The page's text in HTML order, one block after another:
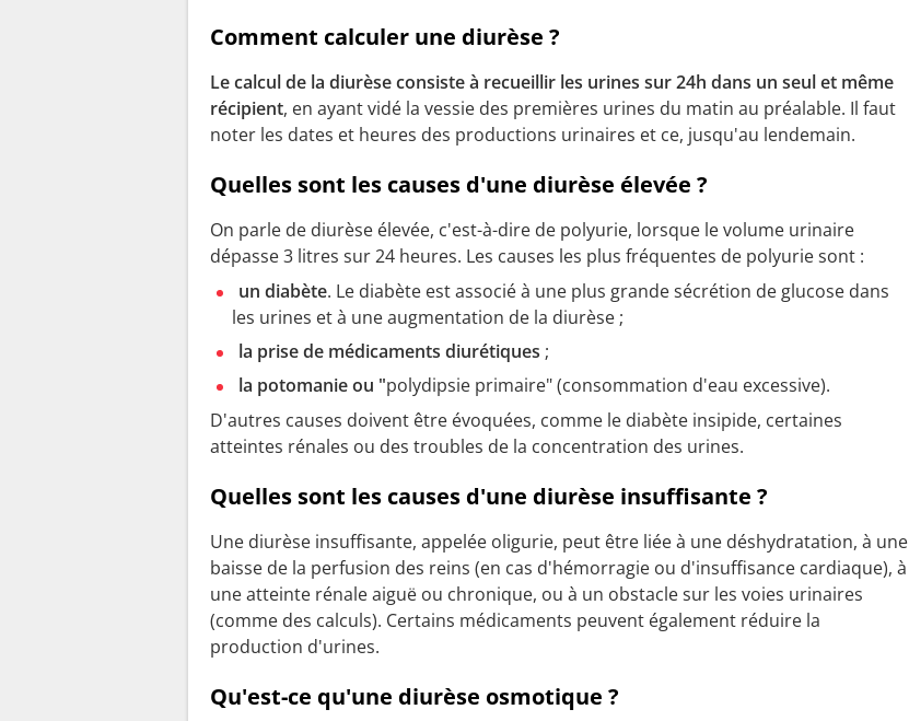
Comment calculer une diurèse ?
Le calcul de la diurèse consiste à recueillir les urines sur 24h dans un seul et même
récipient, en ayant vidé la vessie des premières urines du matin au préalable. Il faut
noter les dates et heures des productions urinaires et ce, jusqu'au lendemain.
Quelles sont les causes d'une diurèse élevée ?
On parle de diurèse élevée, c'est-à-dire de polyurie, lorsque le volume urinaire
dépasse 3 litres sur 24 heures. Les causes les plus fréquentes de polyurie sont :
un diabète. Le diabète est associé à une plus grande sécrétion de glucose dans
les urines et à une augmentation de la diurèse ;
la prise de médicaments diurétiques ;
la potomanie ou "polydipsie primaire" (consommation d'eau excessive).
D'autres causes doivent être évoquées, comme le diabète insipide, certaines
atteintes rénales ou des troubles de la concentration des urines.
Quelles sont les causes d'une diurèse insuffisante ?
Une diurèse insuffisante, appelée oligurie, peut être liée à une déshydratation, à une
baisse de la perfusion des reins (en cas d'hémorragie ou d'insuffisance cardiaque), à
une atteinte rénale aiguë ou chronique, ou à un obstacle sur les voies urinaires
(comme des calculs). Certains médicaments peuvent également réduire la
production d'urines.
Qu'est-ce qu'une diurèse osmotique ?